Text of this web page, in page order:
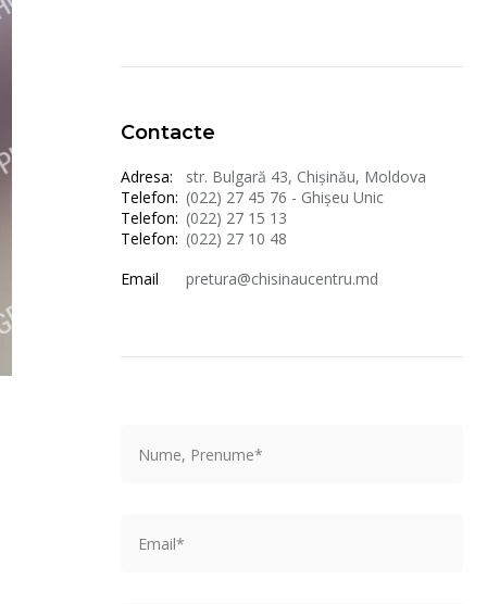
Contacte
Adresa:
str. Bulgară 43, Chișinău, Moldova
Telefon: (022) 27 45 76 - Ghișeu Unic
Telefon: (022) 27 15 13
Telefon: (022) 27 10 48
Email
pretura@chisinaucentru.md